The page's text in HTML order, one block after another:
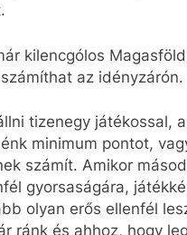
kilencgólos
az idényzárón.
tizenegy játékossal,
minimum pontot,
számít. Amikor
gyorsaságára,
olyan erős ellenfél
ránk és ahhoz, hogy